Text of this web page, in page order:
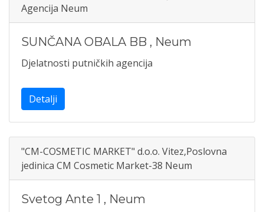
Agencija Neum
SUNČANA OBALA BB , Neum
Djelatnosti putničkih agencija
Detalji
"CM-COSMETIC MARKET" d.o.o. Vitez,Poslovna
jedinica CM Cosmetic Market-38 Neum
Svetog Ante 1 , Neum